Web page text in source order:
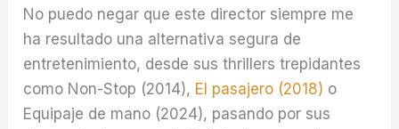
No puedo negar que este director siempre me
ha resultado una alternativa segura de
entretenimiento, desde sus thrillers trepidantes
como Non-Stop (2014), El pasajero (2018) o
Equipaje de mano (2024), pasando por sus